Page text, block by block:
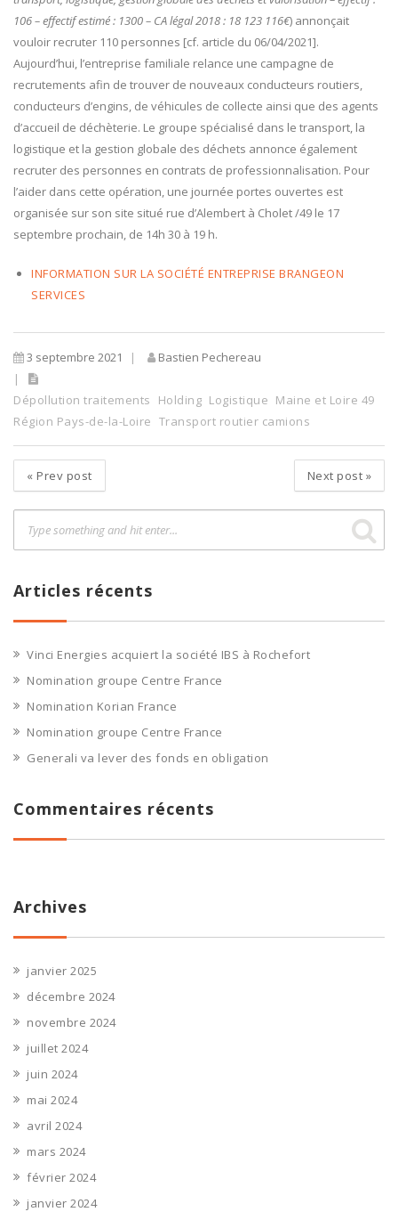
106 – effectif estimé : 1300 – CA légal 2018 : 18 123 116€) annonçait
vouloir recruter 110 personnes [cf. article du 06/04/2021].
Aujourd’hui, l’entreprise familiale relance une campagne de
recrutements afin de trouver de nouveaux conducteurs routiers,
conducteurs d’engins, de véhicules de collecte ainsi que des agents
d’accueil de déchèterie. Le groupe spécialisé dans le transport, la
logistique et la gestion globale des déchets annonce également
recruter des personnes en contrats de professionnalisation. Pour
l’aider dans cette opération, une journée portes ouvertes est
organisée sur son site situé rue d’Alembert à Cholet /49 le 17
septembre prochain, de 14h 30 à 19 h.
INFORMATION SUR LA SOCIÉTÉ ENTREPRISE BRANGEON
SERVICES
3 septembre 2021 Bastien Pechereau
Dépollution traitements Holding Logistique Maine et Loire 49
Région Pays-de-la-Loire Transport routier camions
« Prev post Next post »
Articles récents
Vinci Energies acquiert la société IBS à Rochefort
Nomination groupe Centre France
Nomination Korian France
Nomination groupe Centre France
Generali va lever des fonds en obligation
Commentaires récents
Archives
janvier 2025
décembre 2024
novembre 2024
juillet 2024
juin 2024
mai 2024
avril 2024
mars 2024
février 2024
janvier 2024